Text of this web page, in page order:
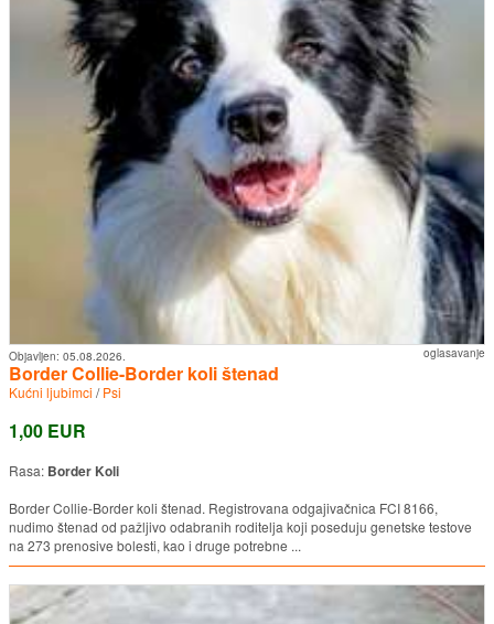
oglasavanje
Objavljen: 05.08.2026.
Border Collie-Border koli štenad
Kućni ljubimci /Psi
1,00 EUR
Rasa: Border Koli
Border Collie-Border koli štenad. Registrovana odgajivačnica FCI 8166,
nudimo štenad od pažljivo odabranih roditelja koji poseduju genetske testove
na 273 prenosive bolesti, kao i druge potrebne ...